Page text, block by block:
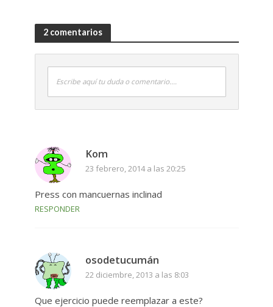
2 comentarios
Escribe aquí tu duda o comentario....
Kom
23 febrero, 2014 a las 20:25
Press con mancuernas inclinad
RESPONDER
osodetucumán
22 diciembre, 2013 a las 8:03
Que ejercicio puede reemplazar a este?